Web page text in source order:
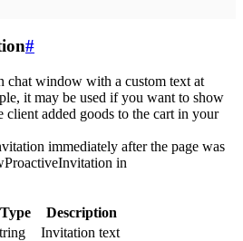
#
chat window with a custom text at
it may be used if you want to show
added goods to the cart in your
immediately after the page was
in
Type
Description
Invitation text